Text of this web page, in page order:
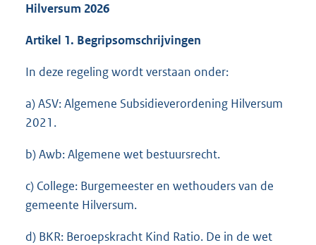
Hilversum 2026
Artikel 1. Begripsomschrijvingen
In deze regeling wordt verstaan onder:
a) ASV: Algemene Subsidieverordening Hilversum
2021.
b) Awb: Algemene wet bestuursrecht.
c) College: Burgemeester en wethouders van de
gemeente Hilversum.
d) BKR: Beroepskracht Kind Ratio. De in de wet